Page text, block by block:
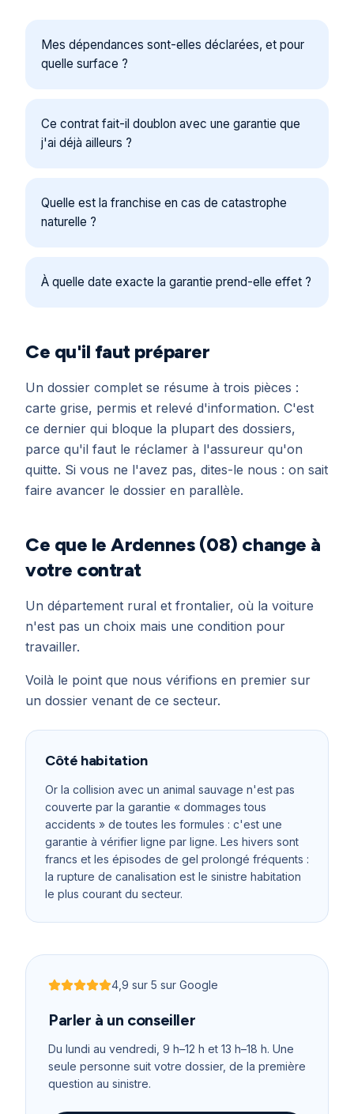
Mes dépendances sont-elles déclarées, et pour
quelle surface ?
Ce contrat fait-il doublon avec une garantie que
j'ai déjà ailleurs ?
Quelle est la franchise en cas de catastrophe
naturelle ?
À quelle date exacte la garantie prend-elle effet ?
Ce qu'il faut préparer
Un dossier complet se résume à trois pièces :
carte grise, permis et relevé d'information. C'est
ce dernier qui bloque la plupart des dossiers,
parce qu'il faut le réclamer à l'assureur qu'on
quitte. Si vous ne l'avez pas, dites-le nous : on sait
faire avancer le dossier en parallèle.
Ce que le Ardennes (08) change à
votre contrat
Un département rural et frontalier, où la voiture
n'est pas un choix mais une condition pour
travailler.
Voilà le point que nous vérifions en premier sur
un dossier venant de ce secteur.
Côté habitation
Or la collision avec un animal sauvage n'est pas
couverte par la garantie « dommages tous
accidents » de toutes les formules : c'est une
garantie à vérifier ligne par ligne. Les hivers sont
francs et les épisodes de gel prolongé fréquents :
la rupture de canalisation est le sinistre habitation
le plus courant du secteur.
Noté4,9 sur 5
4,9 sur 5 sur Google
Parler à un conseiller
Du lundi au vendredi, 9 h–12 h et 13 h–18 h. Une
seule personne suit votre dossier, de la première
question au sinistre.